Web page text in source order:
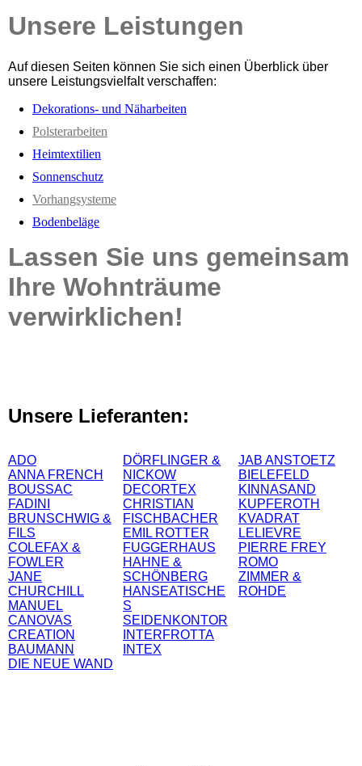
Unsere Leistungen
Auf diesen Seiten können Sie sich einen Überblick über
unsere Leistungsvielfalt verschaffen:
Dekorations- und Näharbeiten
Polsterarbeiten
Heimtextilien
Sonnenschutz
Vorhangsysteme
Bodenbeläge
Lassen Sie uns gemeinsam
Ihre Wohnträume
verwirklichen!
Unsere Lieferanten:
ADO
ANNA FRENCH
BOUSSAC
FADINI
BRUNSCHWIG &
FILS
COLEFAX &
FOWLER
JANE
CHURCHILL
MANUEL
CANOVAS
CREATION
BAUMANN
DIE NEUE WAND
DÖRFLINGER &
NICKOW
DECORTEX
CHRISTIAN
FISCHBACHER
EMIL ROTTER
FUGGERHAUS
HAHNE &
SCHÖNBERG
HANSEATISCHE
S
SEIDENKONTOR
INTERFROTTA
INTEX
JAB ANSTOETZ
BIELEFELD
KINNASAND
KUPFEROTH
KVADRAT
LELIEVRE
PIERRE FREY
ROMO
ZIMMER &
ROHDE